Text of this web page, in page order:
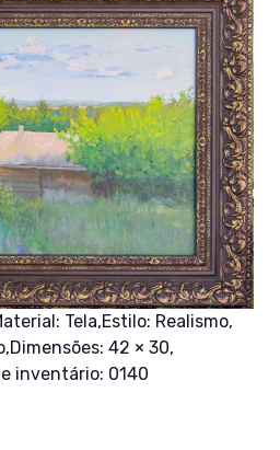
Tela,Estilo: Realismo,
Dimensões: 42 × 30,
inventário: 0140